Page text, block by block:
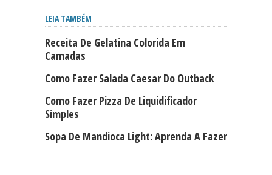
LEIA TAMBÉM
Receita De Gelatina Colorida Em
Camadas
Como Fazer Salada Caesar Do Outback
Como Fazer Pizza De Liquidificador
Simples
Sopa De Mandioca Light: Aprenda A Fazer